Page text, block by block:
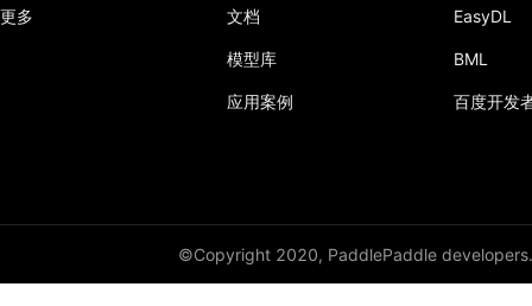
更多 文档
模型库
应用案例
EasyDL
BML
百度开发
©Copyright 2020, PaddlePaddle developers.